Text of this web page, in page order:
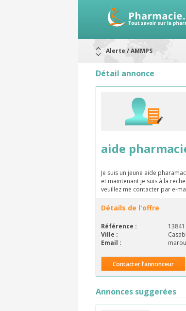
Alerte / AMMPS
ARRÊT DE
Rappel de lots :
Détail annonce
aide
Je suis un jeune aide
et maintenant je suis à la
veuillez me contacter par e-
Détails de l'offre
Référence : 13841
Ville :
Email :
Contacter l’annonceur
Annonces suggerées